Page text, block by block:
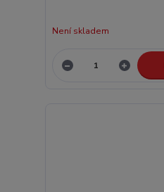
Není skladem